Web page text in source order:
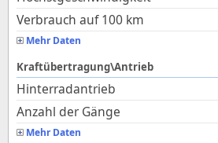
Verbrauch auf 100 km
Mehr Daten
Kraftübertragung\Antrieb
Hinterradantrieb
Anzahl der Gänge
Mehr Daten